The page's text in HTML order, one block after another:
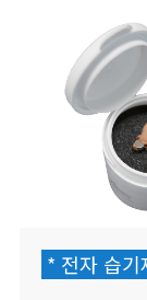
* 전자 습기